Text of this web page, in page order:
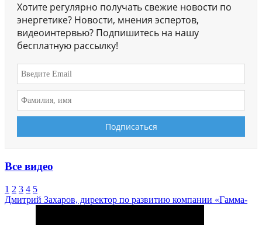
Хотите регулярно получать свежие новости по
энергетике? Новости, мнения эспертов,
видеоинтервью? Подпишитесь на нашу
бесплатную рассылку!
Все видео
1 2 3 4 5
Дмитрий Захаров, директор по развитию компании «Гамма-